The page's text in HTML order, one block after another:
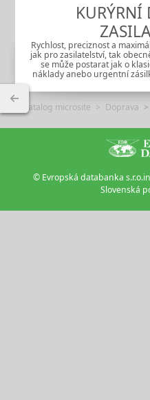
KURÝRNÍ
Rychlost, preciznost a
jak pro zasilatelství, tak
se může postarat jak o
náklady anebo urgentní
Katalog microsite Doprava
© Evropská databanka s.r.o.
Slovenská